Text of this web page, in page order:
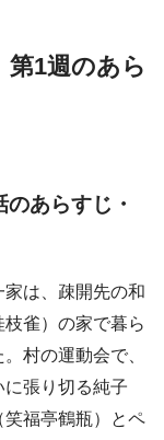
1週のあら
あらすじ・
は、疎開先の和
雀）の家で暮ら
村の運動会で、
張り切る純子
福亭鶴瓶）とペ